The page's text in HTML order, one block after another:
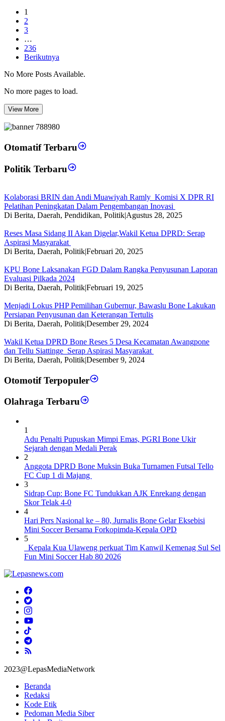
1
2
3
…
236
Berikutnya
No More Posts Available.
No more pages to load.
View More
Otomatif Terbaru
Politik Terbaru
Kolaborasi BRIN dan Andi Muawiyah Ramly Komisi X DPR RI
Pelatihan Peningkatan Dalam Pengembangan Inovasi
Di Berita, Daerah, Pendidikan, Politik|Agustus 28, 2025
Reses Masa Sidang II Akan Digelar,Wakil Ketua DPRD: Serap
Aspirasi Masyarakat
Di Berita, Daerah, Politik|Februari 20, 2025
KPU Bone Laksanakan FGD Dalam Rangka Penyusunan Laporan
Evaluasi Pilkada 2024
Di Berita, Daerah, Politik|Februari 19, 2025
Menjadi Lokus PHP Pemilihan Gubernur, Bawaslu Bone Lakukan
Persiapan Penyusunan dan Keterangan Tertulis
Di Berita, Daerah, Politik|Desember 29, 2024
Wakil Ketua DPRD Bone Reses 5 Desa Kecamatan Awangpone
dan Tellu Siattinge Serap Aspirasi Masyarakat
Di Berita, Daerah, Politik|Desember 9, 2024
Otomotif Terpopuler
Olahraga Terbaru
1
Adu Penalti Pupuskan Mimpi Emas, PGRI Bone Ukir
Sejarah dengan Medali Perak
2
Anggota DPRD Bone Muksin Buka Turnamen Futsal Tello
FC Cup 1 di Majang
3
Sidrap Cup: Bone FC Tundukkan AJK Enrekang dengan
Skor Telak 4-0
4
Hari Pers Nasional ke – 80, Jurnalis Bone Gelar Eksebisi
Mini Soccer Bersama Forkopimda-Kepala OPD
5
Kepala Kua Ulaweng perkuat Tim Kanwil Kemenag Sul Sel
Fun Mini Soccer Hab 80 2026
2023@LepasMediaNetwork
Beranda
Redaksi
Kode Etik
Pedoman Media Siber